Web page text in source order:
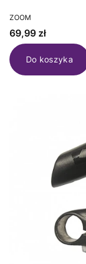
PRODUCENT
ZOOM
Cena
69,99 zł
Do koszyka